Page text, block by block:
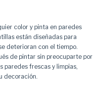
color y pinta en paredes
están diseñadas para
deterioran con el tiempo.
de pintar sin preocuparte por
paredes frescas y limpias,
decoración.